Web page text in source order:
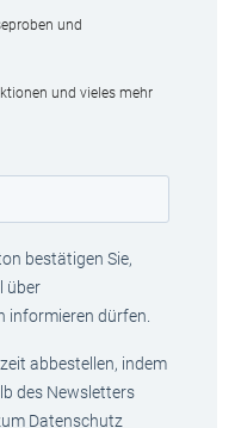
und
und vieles mehr
bestätigen Sie,
über
informieren dürfen.
abbestellen, indem
des Newsletters
Datenschutz